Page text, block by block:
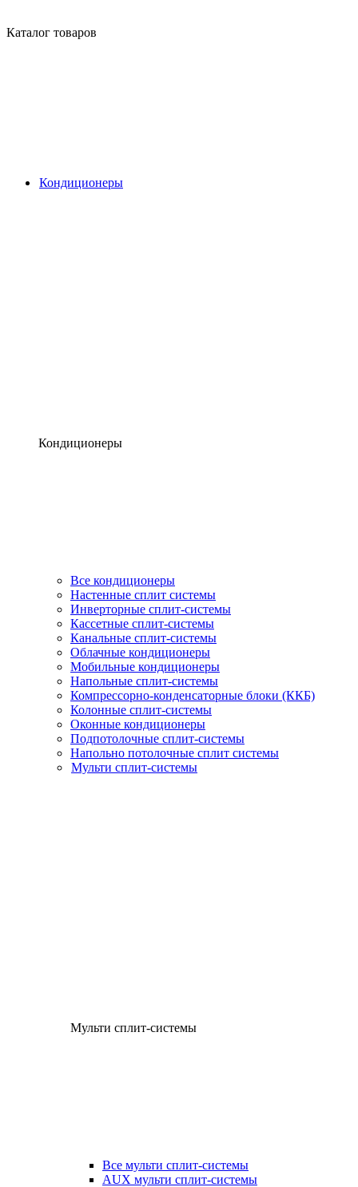
Каталог товаров
Кондиционеры
Кондиционеры
Все кондиционеры
Настенные сплит системы
Инверторные сплит-системы
Кассетные сплит-системы
Канальные сплит-системы
Облачные кондиционеры
Мобильные кондиционеры
Напольные сплит-системы
Компрессорно-конденсаторные блоки (ККБ)
Колонные сплит-системы
Оконные кондиционеры
Подпотолочные сплит-системы
Напольно потолочные сплит системы
Мульти сплит-системы
Мульти сплит-системы
Все мульти сплит-системы
AUX мульти сплит-системы